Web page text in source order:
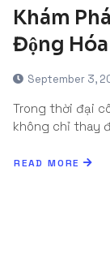
Khám
Động
September 3,
Trong thời đại
không chỉ thay
READ MORE